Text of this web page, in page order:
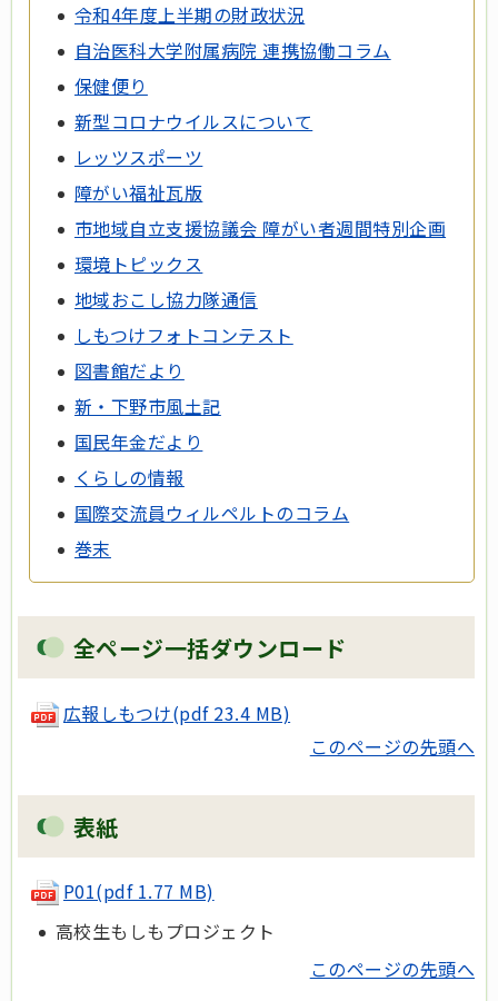
令和4年度上半期の財政状況
自治医科大学附属病院 連携協働コラム
保健便り
新型コロナウイルスについて
レッツスポーツ
障がい福祉瓦版
市地域自立支援協議会 障がい者週間特別企画
環境トピックス
地域おこし協力隊通信
しもつけフォトコンテスト
図書館だより
新・下野市風土記
国民年金だより
くらしの情報
国際交流員ウィルペルトのコラム
巻末
全ページ一括ダウンロード
広報しもつけ(pdf 23.4 MB)
このページの先頭へ
表紙
P01(pdf 1.77 MB)
高校生もしもプロジェクト
このページの先頭へ